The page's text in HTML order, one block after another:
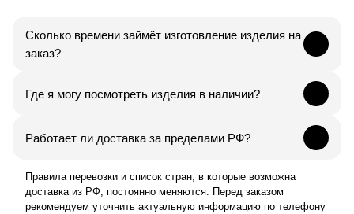
Сколько времени займёт изготовление изделия на
заказ?
Где я могу посмотреть изделия в наличии?
Работает ли доставка за пределами РФ?
Правила перевозки и список стран, в которые возможна
доставка из РФ, постоянно меняются. Перед заказом
рекомендуем уточнить актуальную информацию по телефону